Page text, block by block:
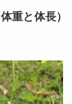
重と体長）